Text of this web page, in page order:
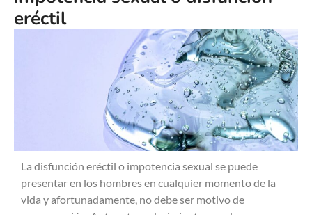
eréctil
La disfunción eréctil o impotencia sexual se puede
presentar en los hombres en cualquier momento de la
vida y afortunadamente, no debe ser motivo de